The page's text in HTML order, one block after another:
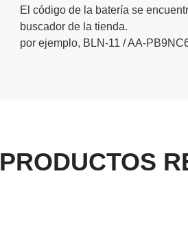
El código de la batería se
buscador de la tienda.
por ejemplo, BLN-11 / AA-
PRODUCTOS